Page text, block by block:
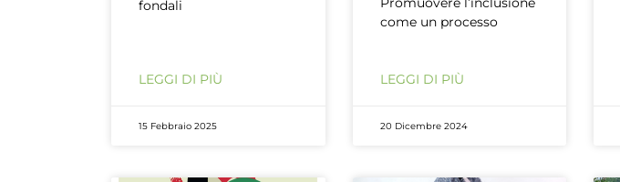
fondali
LEGGI DI PIÙ
15 Febbraio 2025
come un processo
LEGGI DI PIÙ
20 Dicembre 2024